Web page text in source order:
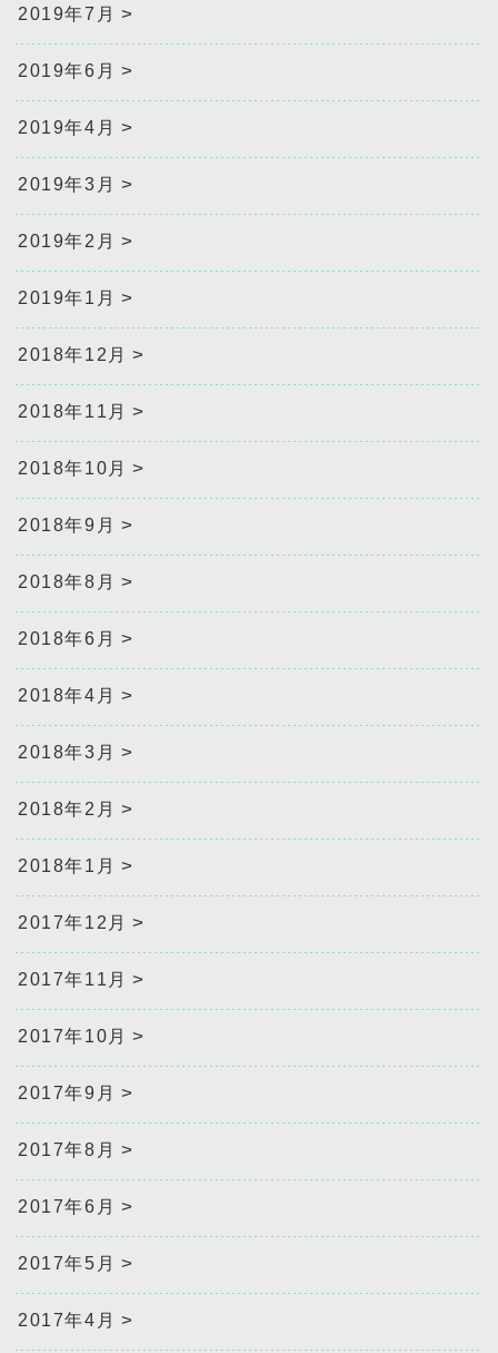
2019年7月
2019年6月
2019年4月
2019年3月
2019年2月
2019年1月
2018年12月
2018年11月
2018年10月
2018年9月
2018年8月
2018年6月
2018年4月
2018年3月
2018年2月
2018年1月
2017年12月
2017年11月
2017年10月
2017年9月
2017年8月
2017年6月
2017年5月
2017年4月